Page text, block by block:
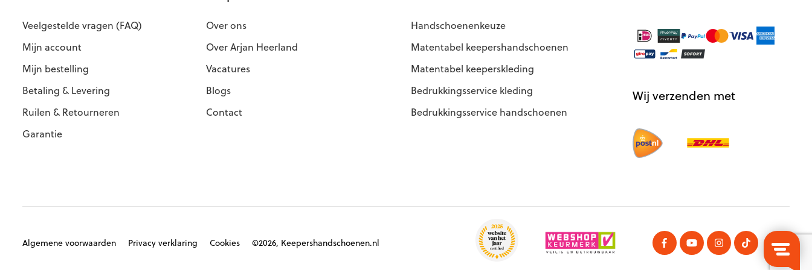
Veelgestelde vragen (FAQ)
Mijn account
Mijn bestelling
Betaling & Levering
Ruilen & Retourneren
Garantie
Over ons
Over Arjan Heerland
Vacatures
Blogs
Contact
Handschoenenkeuze
Matentabel keepershandschoenen
Matentabel keeperskleding
Bedrukkingsservice kleding
Bedrukkingsservice handschoenen
Wij verzenden met
Algemene voorwaarden Privacy verklaring Cookies ©2026, Keepershandschoenen.nl